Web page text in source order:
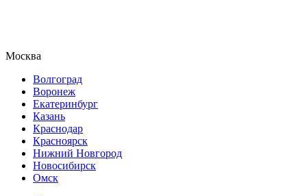
Москва
Волгоград
Воронеж
Екатеринбург
Казань
Краснодар
Красноярск
Нижний Новгород
Новосибирск
Омск